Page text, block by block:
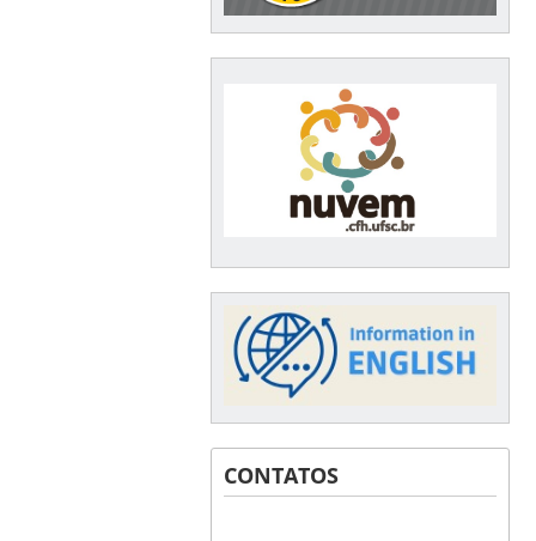
CONTATOS